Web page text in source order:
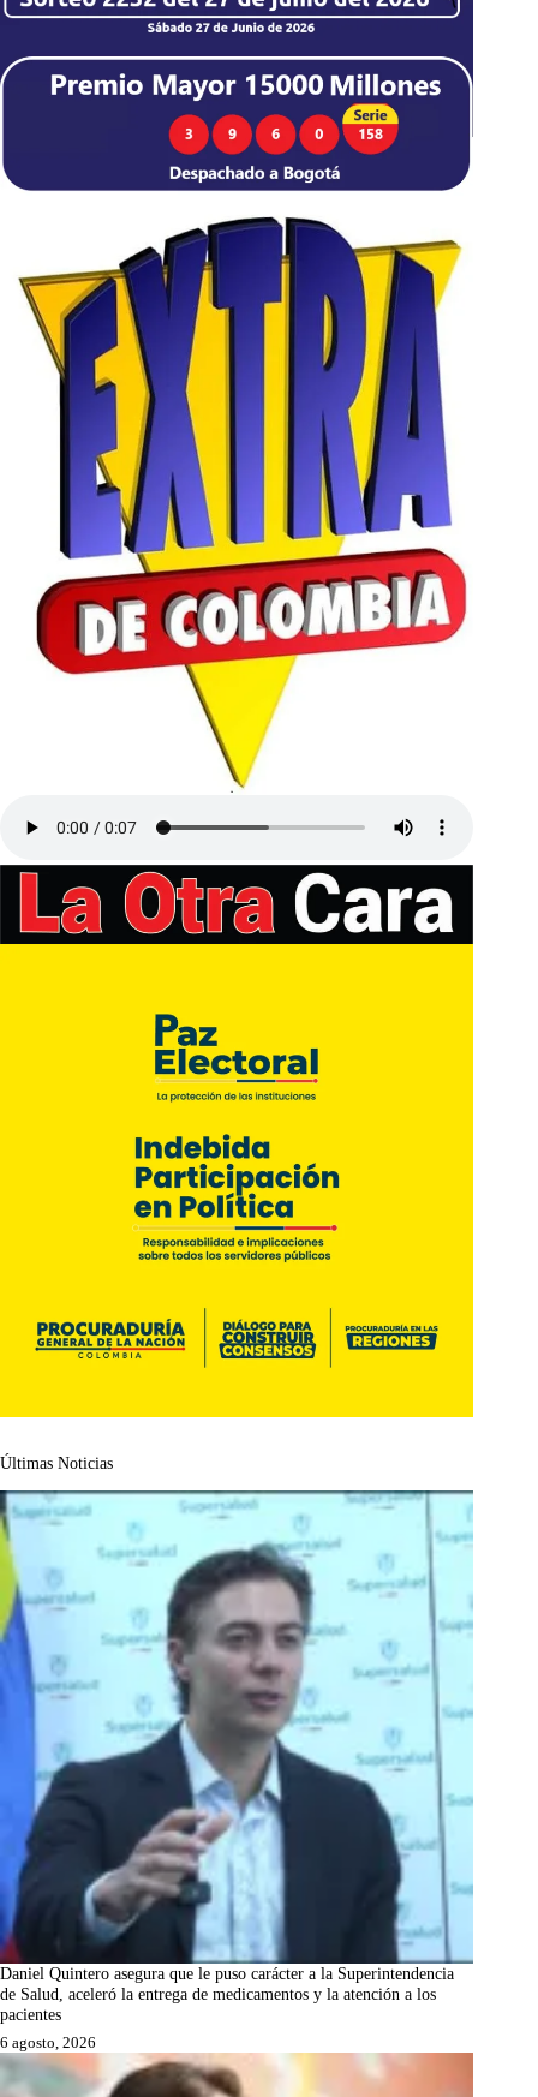
Últimas Noticias
Daniel Quintero asegura que le puso carácter a la Superintendencia
de Salud, aceleró la entrega de medicamentos y la atención a los
pacientes
6 agosto, 2026